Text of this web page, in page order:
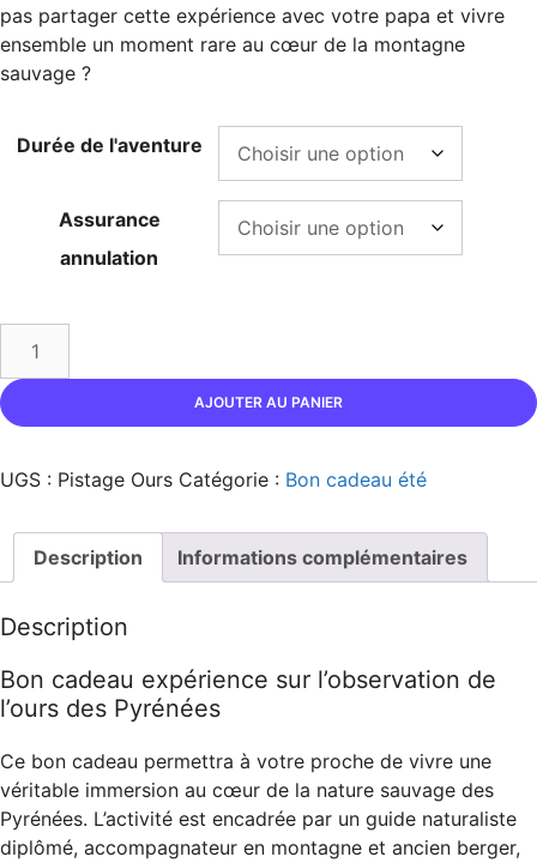
pas partager cette expérience avec votre papa et vivre
ensemble un moment rare au cœur de la montagne
sauvage ?
Durée de l'aventure
Assurance
annulation
AJOUTER AU PANIER
UGS : Pistage Ours Catégorie : Bon cadeau été
Description Informations complémentaires
Description
Bon cadeau expérience sur l’observation de
l’ours des Pyrénées
Ce bon cadeau permettra à votre proche de vivre une
véritable immersion au cœur de la nature sauvage des
Pyrénées. L’activité est encadrée par un guide naturaliste
diplômé, accompagnateur en montagne et ancien berger,